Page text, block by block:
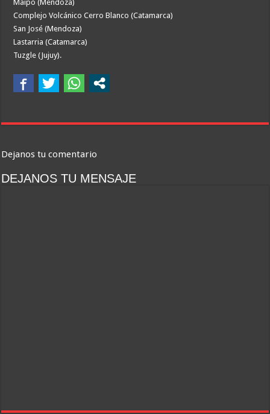
Maipo (Mendoza)
Complejo Volcánico Cerro Blanco (Catamarca)
San José (Mendoza)
Lastarria (Catamarca)
Tuzgle (Jujuy).
Dejanos tu comentario
DEJANOS TU MENSAJE